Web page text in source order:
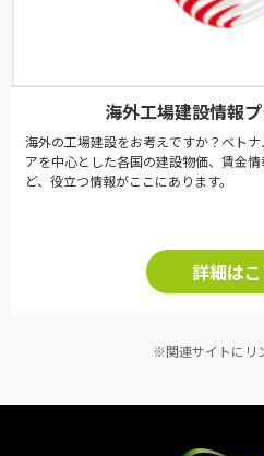
海外工場建設情報
海外の工場建設をお考えですか？ベト
アを中心とした各国の建設物価、賃金
ど、役立つ情報がここにあります。
詳細は
※関連サイトにリ